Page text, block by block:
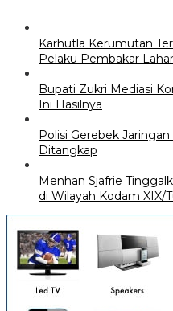
Karhutla Kerumutan
Pelaku Pembakar
Bupati Zukri Mediasi
Ini Hasilnya
Polisi Gerebek
Ditangkap
Menhan Sjafrie
di Wilayah Kodam XIX/